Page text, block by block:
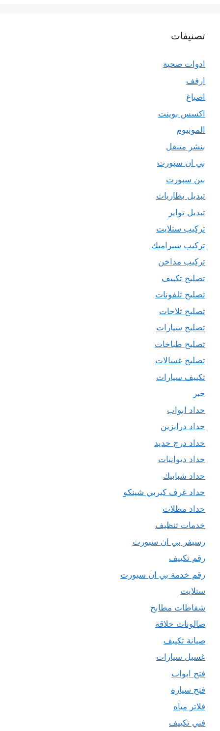
تصنيفات
ادوات صحية
ارفف
اصباغ
اكسس بوينت
المونيوم
بنشر متنقل
بي ان سبورت
بين سبورت
تبديل بطاريات
تبديل تواير
تركيب ستلايت
تركيب سيراميك
تركيب مداخن
تصليح تكييف
تصليح تلفونات
تصليح ثلاجات
تصليح سيارات
تصليح طباخات
تصليح غسالات
تكييف سيارات
حبر
حداد ابواب
حداد درابزين
حداد درج حديد
حداد ديوانيات
حداد شبابيك
حداد غرف كيربي شينكو
حداد مظلات
خدمات تنظيف
رسيفر بي ان سبورت
رقم تكييف
رقم خدمة بي ان سبورت
ستلايت
شفاطات مطابخ
صالونات حلاقة
صيانة تكييف
غسيل سيارات
فتح ابواب
فتح سيارة
فلاتر مياه
فني تكييف